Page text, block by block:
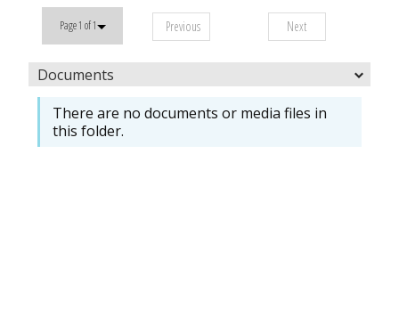
Page 1 of 1 Previous Next
Documents
There are no documents or media files in
this folder.